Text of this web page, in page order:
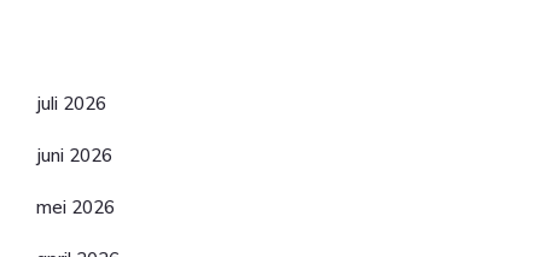
juli 2026
juni 2026
mei 2026